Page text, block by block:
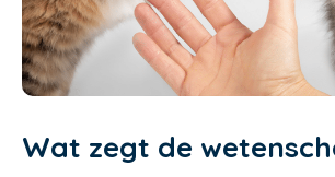
Wat zegt de